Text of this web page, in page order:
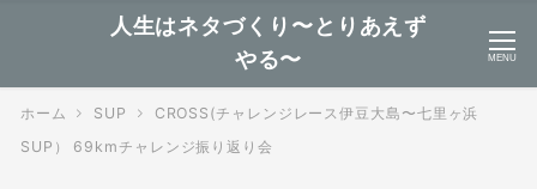
人生はネタづくり〜とりあえず
やる〜
MENU
ホーム SUP
CROSS(チャレンジレース伊豆大島〜七里ヶ浜
SUP） 69kmチャレンジ振り返り会